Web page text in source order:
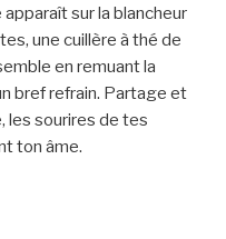
sur la blancheur
une cuillère à thé de
en remuant la
bref refrain. Partage et
les sourires de tes
ton âme.